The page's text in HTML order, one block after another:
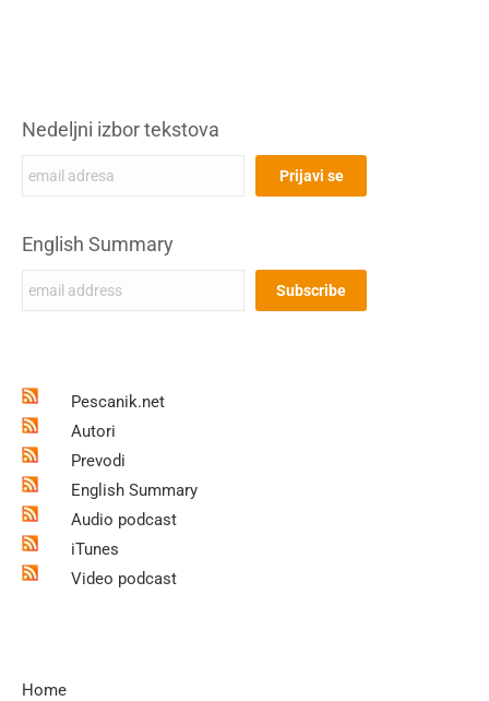
Nedeljni izbor tekstova
English Summary
Pescanik.net
Autori
Prevodi
English Summary
Audio podcast
iTunes
Video podcast
Home